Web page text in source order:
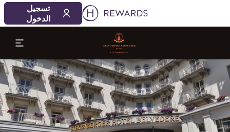
تسجيل
الدخول
الشريحة 1 من 1